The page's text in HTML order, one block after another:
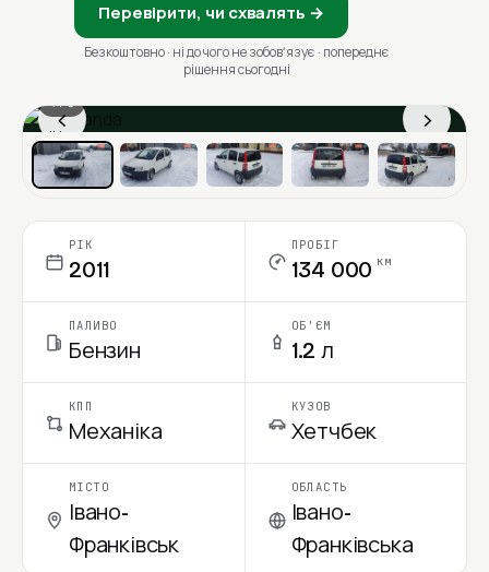
Перевірити, чи схвалять →
Безкоштовно · ні до чого не зобовʼязує · попереднє
рішення сьогодні
‹ ›
1 / 6
Ціна в місяць
РІК
2011
ПРОБІГ
134 000 км
ПАЛИВО
Бензин
ОБ'ЄМ
1.2 л
КПП
Механіка
КУЗОВ
Хетчбек
МІСТО
Івано-
Франківськ
ОБЛАСТЬ
Івано-
Франківська